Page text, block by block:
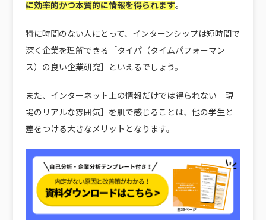
に効率的かつ本質的に情報を得られます。
特に時間のない人にとって、インターンシップは短時間で
深く企業を理解できる［タイパ（タイムパフォーマン
ス）の良い企業研究］といえるでしょう。
また、インターネット上の情報だけでは得られない［現
場のリアルな雰囲気］を肌で感じることは、他の学生と
差をつける大きなメリットとなります。